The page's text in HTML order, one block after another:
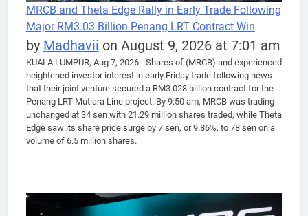
MRCB and Theta Edge Rally in Early Trade Following
Major RM3.03 Billion Penang LRT Contract Win
by Madhavii on August 9, 2026 at 7:01 am
KUALA LUMPUR, Aug 7, 2026 - Shares of (MRCB) and experienced
heightened investor interest in early Friday trade following news
that their joint venture secured a RM3.028 billion contract for the
Penang LRT Mutiara Line project. By 9:50 am, MRCB was trading
unchanged at 34 sen with 21.29 million shares traded, while Theta
Edge saw its share price surge by 7 sen, or 9.86%, to 78 sen on a
volume of 6.5 million shares.